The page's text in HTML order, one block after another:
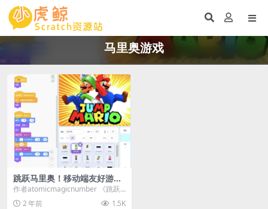
马里奥游戏
跳跃马里奥！移动端友好游
戏！
作者atomicmagicnumber 《跳跃
马里奥》是一款由Scratch开发...
2 年前 1.5K